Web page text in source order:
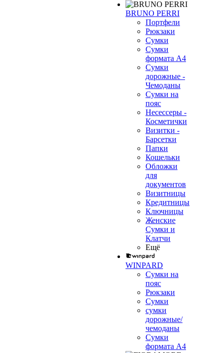
BRUNO PERRI
Портфели
Рюкзаки
Сумки
Сумки
формата А4
Сумки
дорожные -
Чемоданы
Сумки на
пояс
Несессеры -
Косметички
Визитки -
Барсетки
Папки
Кошельки
Обложки
для
документов
Визитницы
Кредитницы
Ключницы
Женские
Сумки и
Клатчи
Ещё
WINPARD
Сумки на
пояс
Рюкзаки
Сумки
сумки
дорожные/
чемоданы
Сумки
формата А4